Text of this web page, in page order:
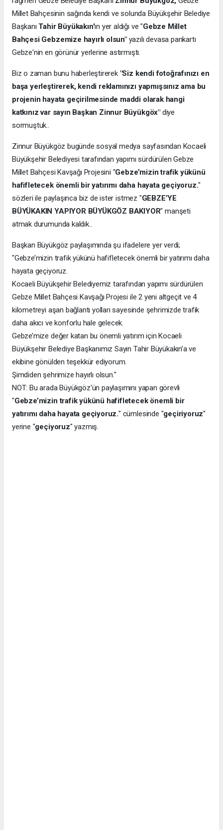
Millet Bahçesinin sağında kendi ve solunda Büyükşehir Belediye
Başkanı Tahir Büyükakın'ın yer aldığı ve "Gebze Millet
Bahçesi Gebzemize hayırlı olsun"yazılı devasa pankartı
Gebze'nin en görünür yerlerine astırmıştı.
Biz o zaman bunu haberleştirerek "Siz kendi fotoğrafınızı en
başa yerleştirerek, kendi reklamınızı yapmışsınız ama bu
projenin hayata geçirilmesinde maddi olarak hangi
katkınız var sayın Başkan Zinnur Büyükgöx" diye
sormuştuk..
Zinnur Büyükgöz bugünde sosyal medya sayfasından Kocaeli
Büyükşehir Belediyesi tarafından yapımı sürdürülen Gebze
Millet Bahçesi Kavşağı Projesini "Gebze’mizin trafik yükünü
hafifletecek önemli bir yatırımı daha hayata geçiyoruz."
sözleri ile paylaşınca biz de ister istmez "GEBZE’YE
BÜYÜKAKIN YAPIYOR BÜYÜKGÖZ BAKIYOR" manşeti
atmak durumunda kaldık..
Başkan Büyükgöz paylaşımında şu ifadelere yer verdi;
"Gebze’mizin trafik yükünü hafifletecek önemli bir yatırımı daha
hayata geçiyoruz.
Kocaeli Büyükşehir Belediyemiz tarafından yapımı sürdürülen
Gebze Millet Bahçesi Kavşağı Projesi ile 2 yeni altgeçit ve 4
kilometreyi aşan bağlantı yolları sayesinde şehrimizde trafik
daha akıcı ve konforlu hale gelecek.
Gebze’mize değer katan bu önemli yatırım için Kocaeli
Büyükşehir Belediye Başkanımız Sayın Tahir Büyükakın’a ve
ekibine gönülden teşekkür ediyorum.
Şimdiden şehrimize hayırlı olsun."
NOT: Bu arada Büyükgöz'ün paylaşımını yapan görevli
"Gebze’mizin trafik yükünü hafifletecek önemli bir
yatırımı daha hayata geçiyoruz." cümlesinde "geçiriyoruz"
yerine "geçiyoruz" yazmış.